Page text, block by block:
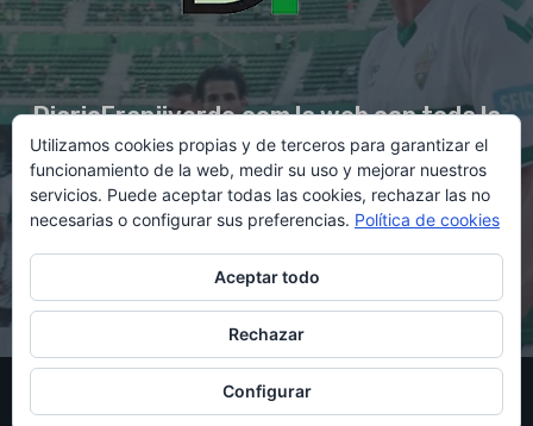
DiarioFranjiverde.com la web con toda la
información del Elche C.F.
Contacto en:diario@franjiverde.com
© Copyright 2021 - Gestión y diseño por Rubén Maestre
Política de cookies Política de privacidad
Utilizamos cookies propias y de terceros para garantizar el
funcionamiento de la web, medir su uso y mejorar nuestros
servicios. Puede aceptar todas las cookies, rechazar las no
necesarias o configurar sus preferencias. Política de cookies
Aceptar todo
Rechazar
Configurar